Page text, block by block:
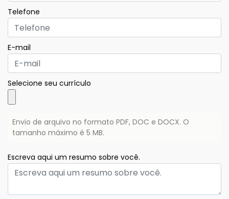
Telefone
E-mail
Selecione seu currículo
Envio de arquivo no formato PDF, DOC e DOCX. O
tamanho máximo é 5 MB.
Escreva aqui um resumo sobre você.